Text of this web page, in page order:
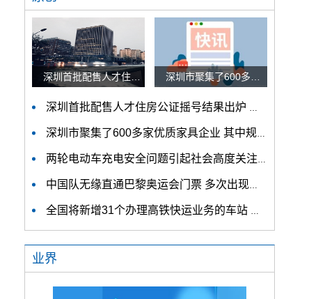
深圳首批配售人才住房公证摇号结果出炉 认购家庭将于12月9日起选房
深圳市聚集了600多家优质家具企业 其中规模以上企业占比90%
两轮电动车充电安全问题引起社会高度关注 多措并举强化充电安全监管
中国队无缘直通巴黎奥运会门票 多次出现失误平衡木唐茜靖、罗蕊掉木
全国将新增31个办理高铁快运业务的车站 高铁快运车站将达280个
业界